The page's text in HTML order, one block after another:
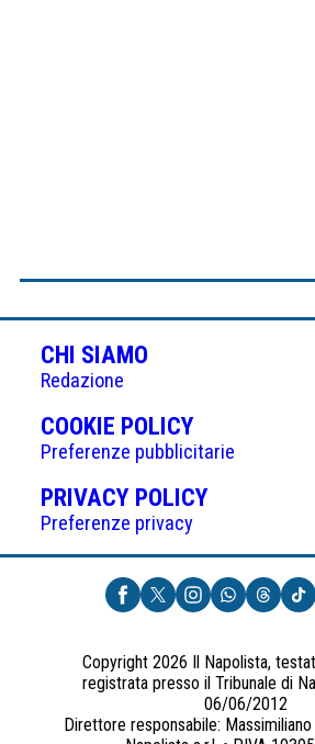
CHI SIAMO
Redazione
COOKIE POLICY(APRE
IN
UNA
NUOVA
Preferenze pubblicitarie
PRIVACY POLICY(APRE
UNA
NUOVA
SCHEDA)
Preferenze privacy
Copyright 2026 Il Napolista,
registrata presso il Tribunale di
06/06/2012
Direttore responsabile: Massimiliano